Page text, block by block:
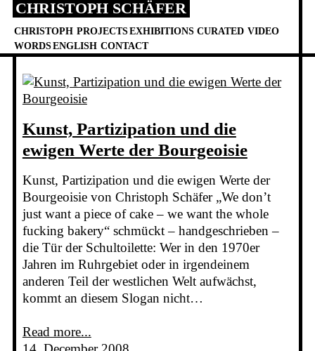
Skip
content
CHRISTOPH SCHÄFER
CHRISTOPH PROJECTSEXHIBITIONS CURATED VIDEO
WORDSENGLISH CONTACT
Kunst, Partizipation und die
ewigen Werte der Bourgeoisie
Kunst, Partizipation und die ewigen Werte der
Bourgeoisie von Christoph Schäfer „We don’t
just want a piece of cake – we want the whole
fucking bakery“ schmückt – handgeschrieben –
die Tür der Schultoilette: Wer in den 1970er
Jahren im Ruhrgebiet oder in irgendeinem
anderen Teil der westlichen Welt aufwächst,
kommt an diesem Slogan nicht…
Read more...